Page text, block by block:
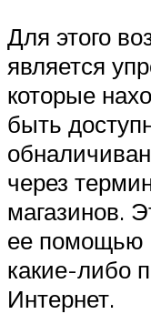
Для этого
является
которые
быть
через
магазинов.
ее помощью
какие-либо
Интернет.